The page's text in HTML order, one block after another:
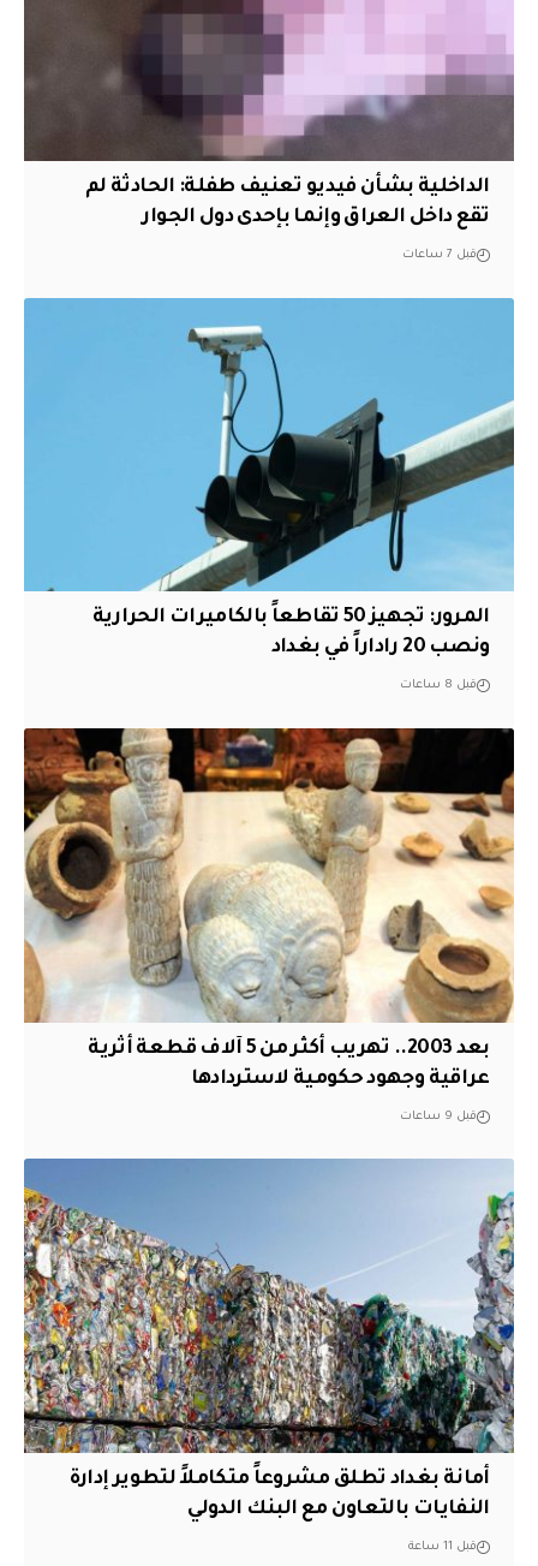
الداخلية بشأن فيديو تعنيف طفلة: الحادثة لم
تقع داخل العراق وإنما بإحدى دول الجوار
قبل 7 ساعات
المرور: تجهيز 50 تقاطعاً بالكاميرات الحرارية
ونصب 20 راداراً في بغداد
قبل 8 ساعات
بعد 2003.. تهريب أكثر من 5 آلاف قطعة أثرية
عراقية وجهود حكومية لاستردادها
قبل 9 ساعات
أمانة بغداد تطلق مشروعاً متكاملاً لتطوير إدارة
النفايات بالتعاون مع البنك الدولي
قبل 11 ساعة